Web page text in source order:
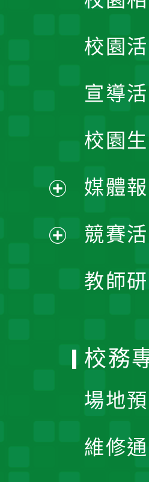
校園
宣導
校園
媒體
競賽
教師
開
校務
場地
維修